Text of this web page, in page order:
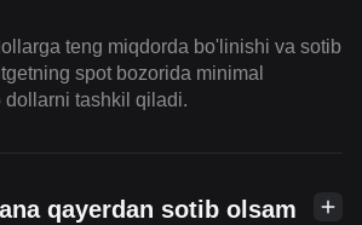
teng miqdorda bo'linishi va sotib
spot bozorida minimal
dollarni tashkil qiladi.
qayerdan sotib olsam